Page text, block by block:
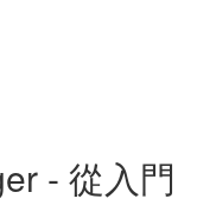
- 從入門